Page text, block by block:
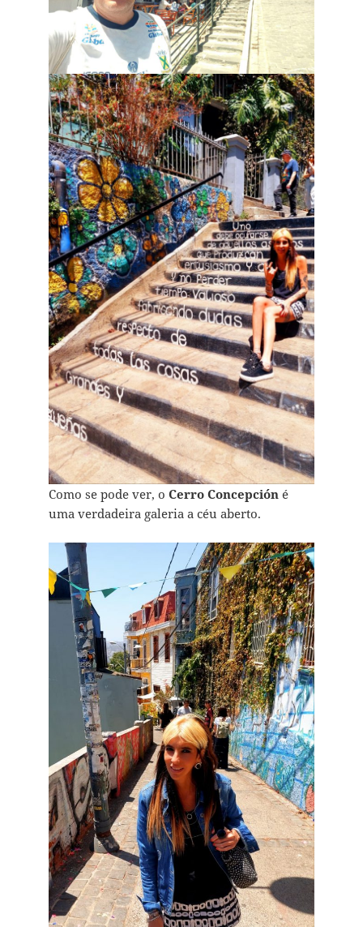
Como se pode ver, o Cerro Concepcióné
uma verdadeira galeria a céu aberto.